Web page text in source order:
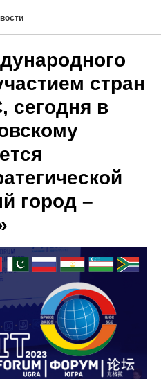
стран
в
город –